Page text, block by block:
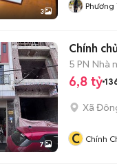
3 Phương
7
Chính
5 PN Nhà
6,8 tỷ
Xã
C Chính